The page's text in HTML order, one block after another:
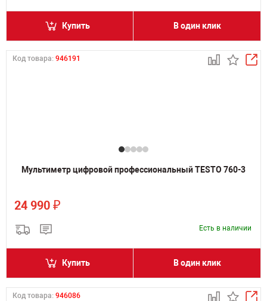
Купить В один клик
Код товара: 946191
Мультиметр цифровой профессиональный TESTO 760-3
24 990 ₽
Есть в наличии
Купить В один клик
Код товара: 946086